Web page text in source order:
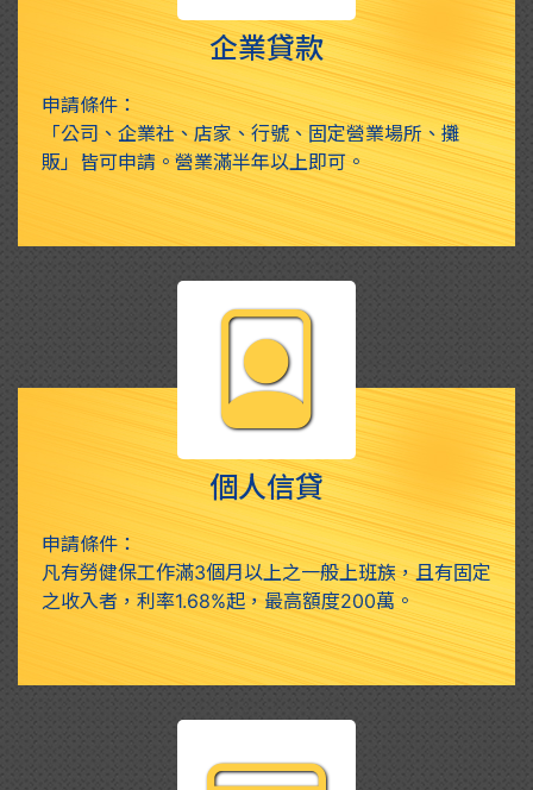
企業貸款
申請條件：
「公司、企業社、店家、行號、固定營業場所、攤
販」皆可申請。營業滿半年以上即可。
個人信貸
申請條件：
凡有勞健保工作滿3個月以上之一般上班族，且有固定
之收入者，利率1.68%起，最高額度200萬。